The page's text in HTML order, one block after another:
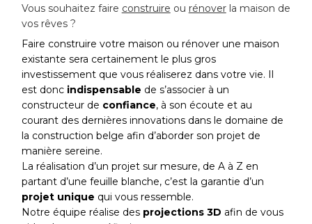
Vous souhaitez faire construire ou rénoverla maison de
vos rêves ?
Faire construire votre maison ou rénover une maison
existante sera certainement le plus gros
investissement que vous réaliserez dans votre vie. Il
est donc indispensable de s’associer à un
constructeur de confiance, à son écoute et au
courant des dernières innovations dans le domaine de
la construction belge afin d’aborder son projet de
manière sereine.
La réalisation d’un projet sur mesure, de A à Z en
partant d’une feuille blanche, c’est la garantie d’un
projet unique qui vous ressemble.
Notre équipe réalise des projections 3D afin de vous